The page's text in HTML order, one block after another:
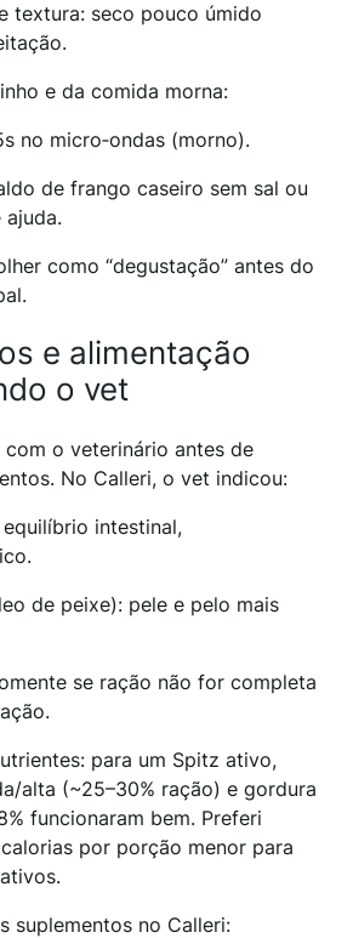
textura: seco pouco úmido
e da comida morna:
no micro‑ondas (morno).
de frango caseiro sem sal ou
ajuda.
como “degustação” antes do
e alimentação
o vet
com o veterinário antes de
No Calleri, o vet indicou:
intestinal,
de peixe): pele e pelo mais
se ração não for completa
para um Spitz ativo,
alta (~25–30% ração) e gordura
funcionaram bem. Preferi
por porção menor para
suplementos no Calleri: